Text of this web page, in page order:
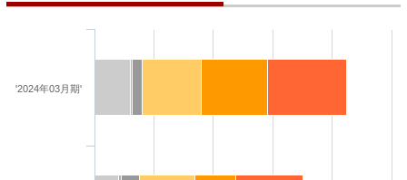
'2024年03月期'